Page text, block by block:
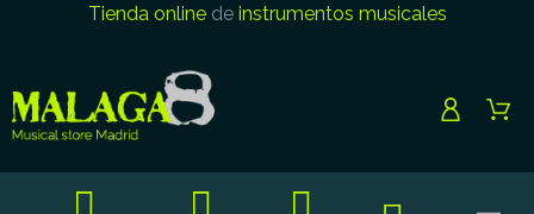
Tienda onlinede instrumentos musicales